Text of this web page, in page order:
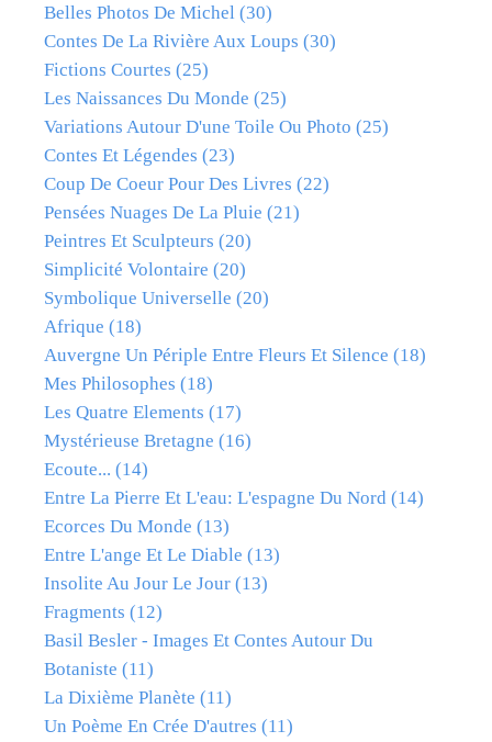
Belles Photos De Michel (30)
Contes De La Rivière Aux Loups (30)
Fictions Courtes (25)
Les Naissances Du Monde (25)
Variations Autour D'une Toile Ou Photo (25)
Contes Et Légendes (23)
Coup De Coeur Pour Des Livres (22)
Pensées Nuages De La Pluie (21)
Peintres Et Sculpteurs (20)
Simplicité Volontaire (20)
Symbolique Universelle (20)
Afrique (18)
Auvergne Un Périple Entre Fleurs Et Silence (18)
Mes Philosophes (18)
Les Quatre Elements (17)
Mystérieuse Bretagne (16)
Ecoute... (14)
Entre La Pierre Et L'eau: L'espagne Du Nord (14)
Ecorces Du Monde (13)
Entre L'ange Et Le Diable (13)
Insolite Au Jour Le Jour (13)
Fragments (12)
Basil Besler - Images Et Contes Autour Du
Botaniste (11)
La Dixième Planète (11)
Un Poème En Crée D'autres (11)